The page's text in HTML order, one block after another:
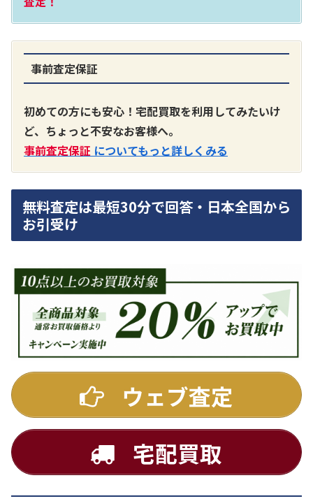
A3300 真空管プリアンプ
買取価格：お問合せください
SONY
DA7000ES アンプ
買取価格：お問合せください
DENON
事前査定保証
初めての方にも安心！宅配買取を利用してみたいけ
ど、ちょっと不安なお客様へ。
事前査定保証 についてもっと詳しくみる
無料査定は最短30分で回答・日本全国から
お引受け
ウェブ査定
宅配買取